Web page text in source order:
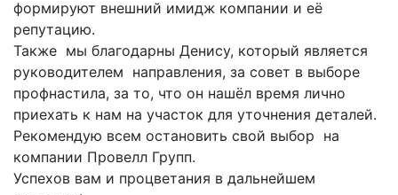
формируют внешний имидж компании и её
репутацию.
Также мы благодарны Денису, который является
руководителем направления, за совет в выборе
профнастила, за то, что он нашёл время лично
приехать к нам на участок для уточнения деталей.
Рекомендую всем остановить свой выбор на
компании Провелл Групп.
Успехов вам и процветания в дальнейшем